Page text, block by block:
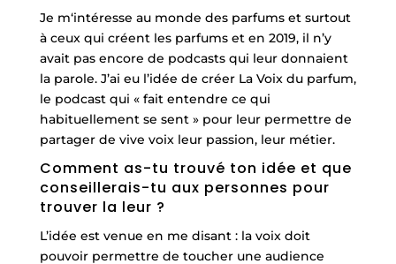
Je m‘intéresse au monde des parfums et surtout
à ceux qui créent les parfums et en 2019, il n’y
avait pas encore de podcasts qui leur donnaient
la parole. J’ai eu l’idée de créer La Voix du parfum,
le podcast qui « fait entendre ce qui
habituellement se sent » pour leur permettre de
partager de vive voix leur passion, leur métier.
Comment as-tu trouvé ton idée et que
conseillerais-tu aux personnes pour
trouver la leur ?
L’idée est venue en me disant : la voix doit
pouvoir permettre de toucher une audience